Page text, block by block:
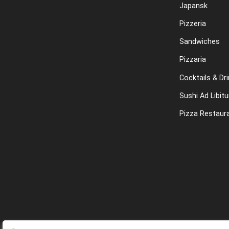
Japansk
Pizzeria
Sandwiches
Pizzaria
Cocktails &
Sushi Ad
Pizza